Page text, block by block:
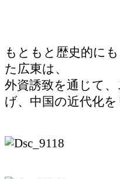
もともと歴史的に
た広東は、
外資誘致を通じて
げ、中国の近代化を